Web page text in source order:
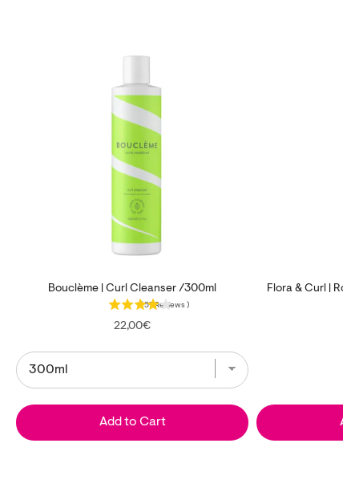
Bouclème | Curl Cleanser /300ml
57 Reviews )
Price
22,00€
Add to Cart
Flora & Curl |